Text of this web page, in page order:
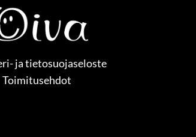
ja tietosuojaseloste
Toimitusehdot